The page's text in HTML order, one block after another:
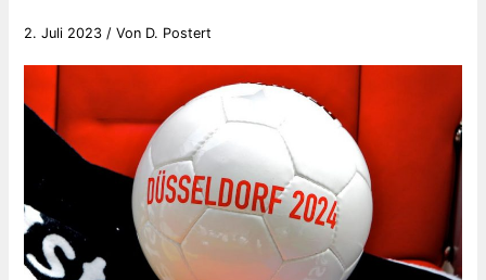
2. Juli 2023 / Von D. Postert